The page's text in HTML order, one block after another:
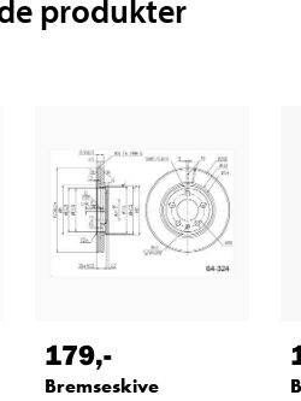
produkter
179,-
Bremseskive